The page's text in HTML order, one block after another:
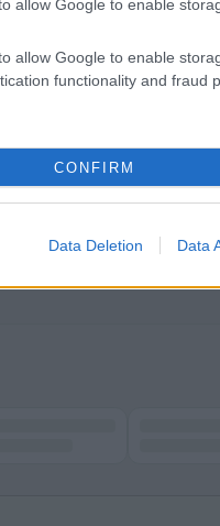
allow Google to enable
allow Google to enable
functionality and fraud
CONFIRM
Data Deletion Data